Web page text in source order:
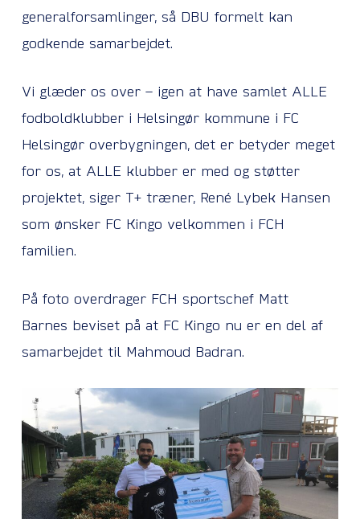
generalforsamlinger, så DBU formelt kan
godkende samarbejdet.
Vi glæder os over – igen at have samlet ALLE
fodboldklubber i Helsingør kommune i FC
Helsingør overbygningen, det er betyder meget
for os, at ALLE klubber er med og støtter
projektet, siger T+ træner, René Lybek Hansen
som ønsker FC Kingo velkommen i FCH
familien.
På foto overdrager FCH sportschef Matt
Barnes beviset på at FC Kingo nu er en del af
samarbejdet til Mahmoud Badran.